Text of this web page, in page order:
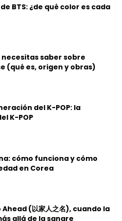
BTS: ¿de qué color es cada
necesitas saber sobre
(qué es, origen y obras)
del K-POP: la
K-POP
cómo funciona y cómo
en Corea
Ahead (以家人之名), cuando la
allá de la sangre